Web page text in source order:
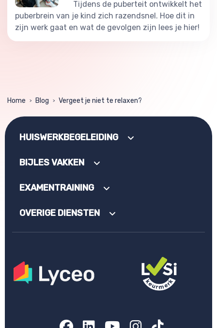
Tijdens de puberteit ontwikkelt het
puberbrein van je kind zich razendsnel. Hoe dit in
zijn werk gaat en wat de gevolgen zijn lees je hier!
Home > Blog > Vergeet je niet te relaxen?
HUISWERKBEGELEIDING
BIJLES VAKKEN
EXAMENTRAINING
OVERIGE DIENSTEN